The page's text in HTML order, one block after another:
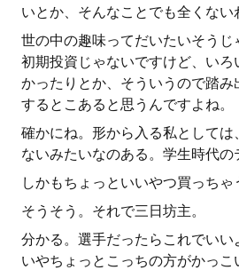
いとか、そんなことでも全くない
世の中の趣味ってだいたいそう
初期投資じゃないですけど、い
かったりとか、そういうので踏み
するとこあると思うんですよね。
確かにね。形から入る私としては
ないみたいなのある。学生時代の
しかもちょっといいやつ買っちゃ
そうそう。それで三日坊主。
分かる。選手だったらこれでいい
いやちょっとこっちの方がかっ